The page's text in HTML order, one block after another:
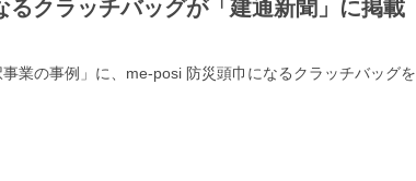
事業の事例」に、me-posi 防災頭巾になるクラッチバッグを